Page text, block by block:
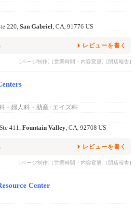
220, San Gabriel, CA, 91776 US
レビューを書く
[ページ制作] [営業時間・内容変更] [閉店報告]
・婦人科・助産 / エイズ科
411, Fountain Valley, CA, 92708 US
レビューを書く
[ページ制作] [営業時間・内容変更] [閉店報告]
Center